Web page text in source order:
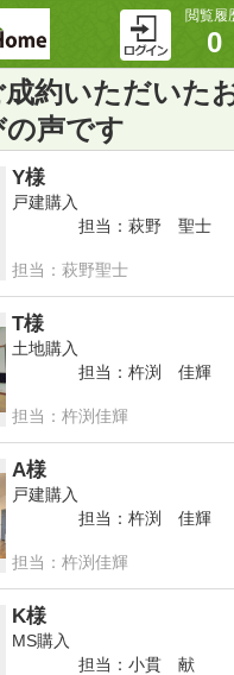
閲覧履
0
約いただいた
声です
Y様
戸建購入
担当：萩野 聖士
担当：萩野聖士
T様
土地購入
担当：杵渕 佳輝
担当：杵渕佳輝
A様
戸建購入
担当：杵渕 佳輝
担当：杵渕佳輝
K様
MS購入
担当：小貫 献